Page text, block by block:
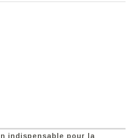
indispensable pour la